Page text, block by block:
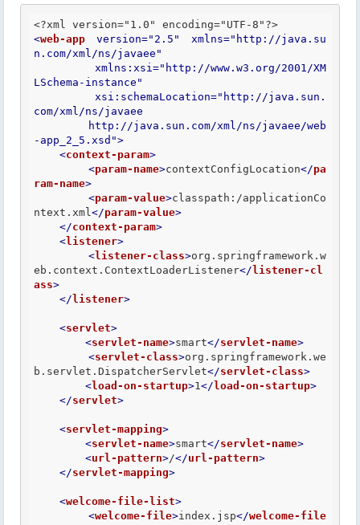
<?xml version="1.0" encoding="UTF-8"?>
<web-app version="2.5" xmlns="http://java.su
n.com/xml/ns/javaee"
xmlns:xsi="http://www.w3.org/2001/XM
LSchema-instance"
xsi:schemaLocation="http://java.sun.
com/xml/ns/javaee
-app_2_5.xsd">
<context-param>
<param-name>contextConfigLocation</pa
ram-name>
<param-value>classpath:/applicationCo
ntext.xml</param-value>
</context-param>
<listener>
<listener-class>org.springframework.w
eb.context.ContextLoaderListener</ listener-cl
ass>
</ listener>
<servlet>
<servlet-name>smart</servlet-name>
<servlet-class>org.springframework.we
b.servlet.DispatcherServlet</servlet-class>
<load-on-startup>1</ load-on-startup>
</servlet>
<servlet-mapping>
<servlet-name>smart</servlet-name>
<url-pattern>/</url-pattern>
</servlet-mapping>
<welcome-file-list>
<welcome-file>index.jsp</welcome-file